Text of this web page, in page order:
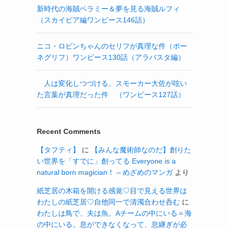
新時代の海賊ベラミー＆夢を見る海賊ルフィ
（スカイピア編ワンピース146話）
ニコ・ロビンちゃんのセリフが真理な件（ポー
ネグリフ）ワンピース130話（アラバスタ編）
人は変化しつづける。スモーカー大佐が呟い
た言葉が真理だった件 （ワンピース127話）
Recent Comments
【タフティ】 に
【みんな魔術師なのだ】創りた
い世界を「すでに」創ってる Everyone is a
natural born magician！ – めざめのマンガより
紙芝居の木箱を開ける感覚♡目で見える世界は
わたしの紙芝居♡自他同一で清濁合わせ呑む に
わたしは鳥で、夫は魚。Aチームの中にいる＝海
の中にいる。息ができなくなって、息継ぎが必